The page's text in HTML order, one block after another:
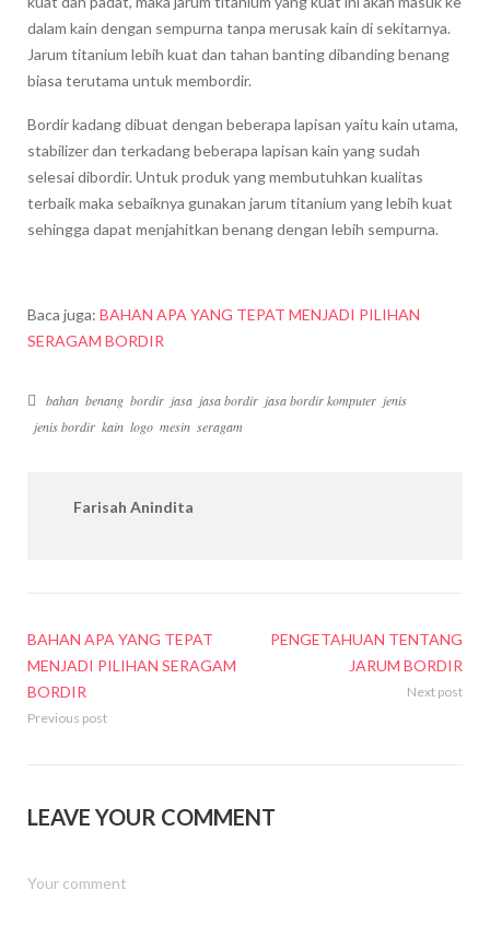
dalam kain dengan sempurna tanpa merusak kain di sekitarnya.
Jarum titanium lebih kuat dan tahan banting dibanding benang
biasa terutama untuk membordir.
Bordir kadang dibuat dengan beberapa lapisan yaitu kain utama,
stabilizer dan terkadang beberapa lapisan kain yang sudah
selesai dibordir. Untuk produk yang membutuhkan kualitas
terbaik maka sebaiknya gunakan jarum titanium yang lebih kuat
sehingga dapat menjahitkan benang dengan lebih sempurna.
Baca juga: BAHAN APA YANG TEPAT MENJADI PILIHAN
SERAGAM BORDIR
bahan benang bordir jasa jasa bordir jasa bordir komputer jenis
jenis bordir kain logo mesin seragam
Farisah Anindita
BAHAN APA YANG TEPAT
MENJADI PILIHAN SERAGAM
BORDIR
Previous post
PENGETAHUAN TENTANG
JARUM BORDIR
Next post
LEAVE YOUR COMMENT